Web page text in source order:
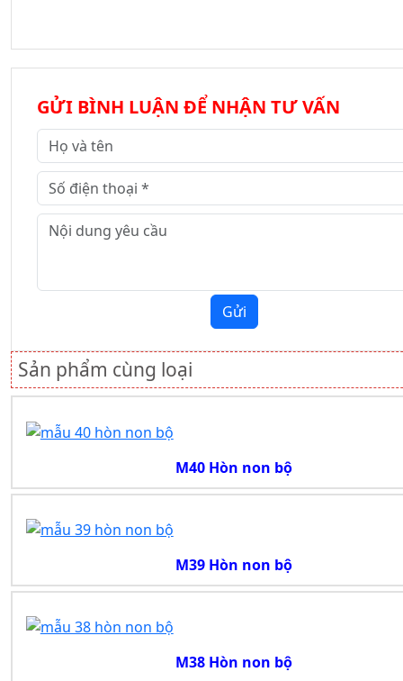
GỬI BÌNH LUẬN ĐỂ NHẬN TƯ VẤN
Gửi
Sản phẩm cùng loại
M40 Hòn non bộ
M39 Hòn non bộ
M38 Hòn non bộ